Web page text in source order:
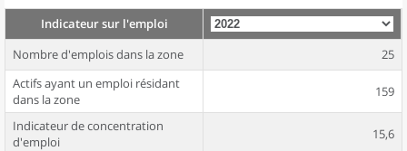
Indicateur sur l'emploi
Nombre d'emplois dans la zone
25
Actifs ayant un emploi résidant
dans la zone
159
Indicateur de concentration
d'emploi
15,6